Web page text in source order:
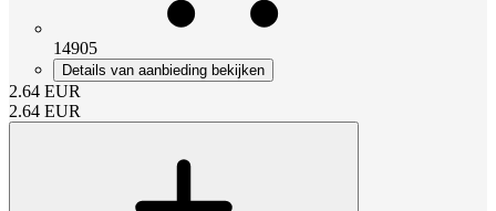
14905
Details van aanbieding bekijken
2.64 EUR
2.64 EUR